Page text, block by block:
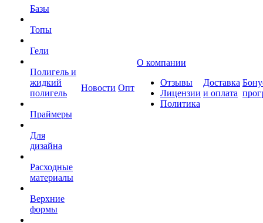
Базы
Топы
Гели
Полигель и
жидкий
полигель
Праймеры
Для
дизайна
Расходные
материалы
Верхние
формы
Новости Опт
О компании
Отзывы
Лицензии
Политика
Доставка
и оплата